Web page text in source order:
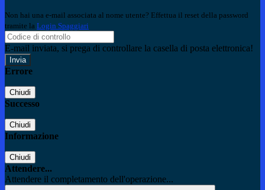
Non hai una e-mail associata al nome utente? Effettua il reset della password
tramite la Login Spaggiari
E-mail inviata, si prega di controllare la casella di posta elettronica!
Errore
Chiudi
Successo
Chiudi
Informazione
Chiudi
Attendere...
Attendere il completamento dell'operazione...